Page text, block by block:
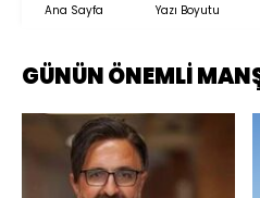
Ana Sayfa Yazı Boyutu
GÜNÜN ÖNEMLİ